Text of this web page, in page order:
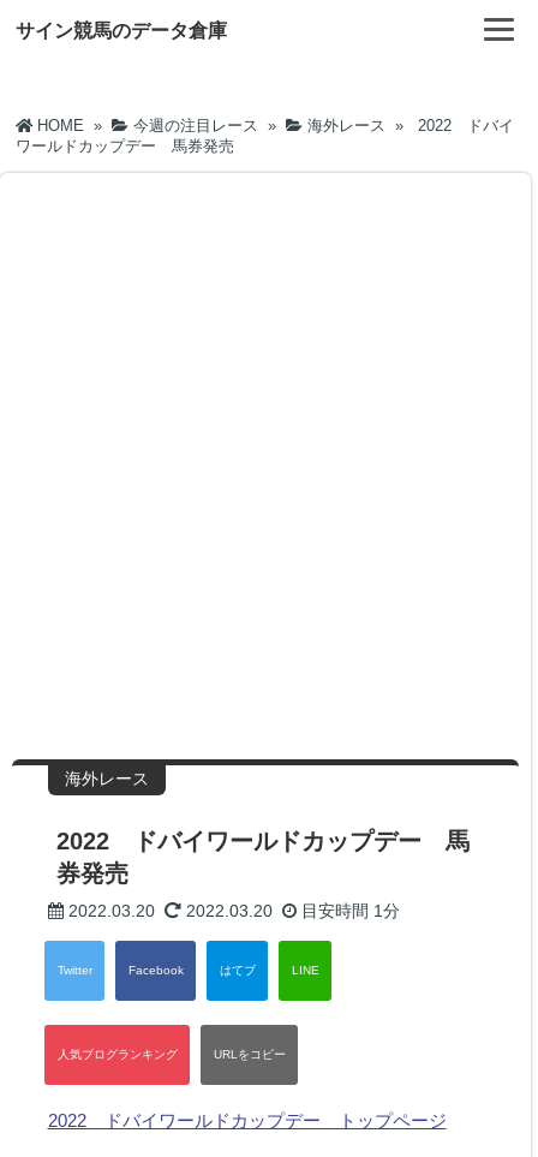
サイン競馬のデータ倉庫
HOME » 今週の注目レース » 海外レース »
2022 ドバイ
ワールドカップデー 馬券発売
海外レース
2022 ドバイワールドカップデー 馬
券発売
2022.03.20 2022.03.20 目安時間 1分
2022 ドバイワールドカップデー トップページ